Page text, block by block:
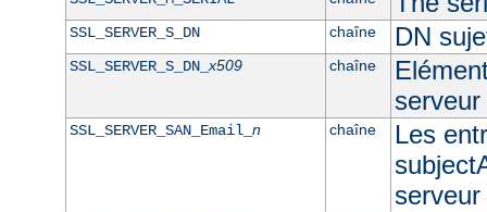
SSL_SERVER_S_DN chaîne DN
SSL_SERVER_S_DN_x509 chaîne
serveur
SSL_SERVER_SAN_Email_ n chaîne
Les